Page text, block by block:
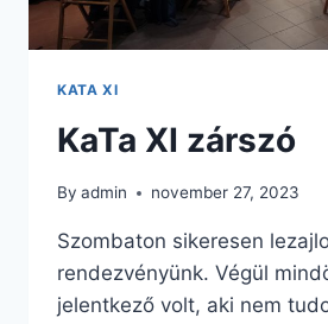
KATA XI
KaTa XI zárszó
By admin november 27, 2023
Szombaton sikeresen
rendezvényünk. Végül
jelentkező volt, aki nem